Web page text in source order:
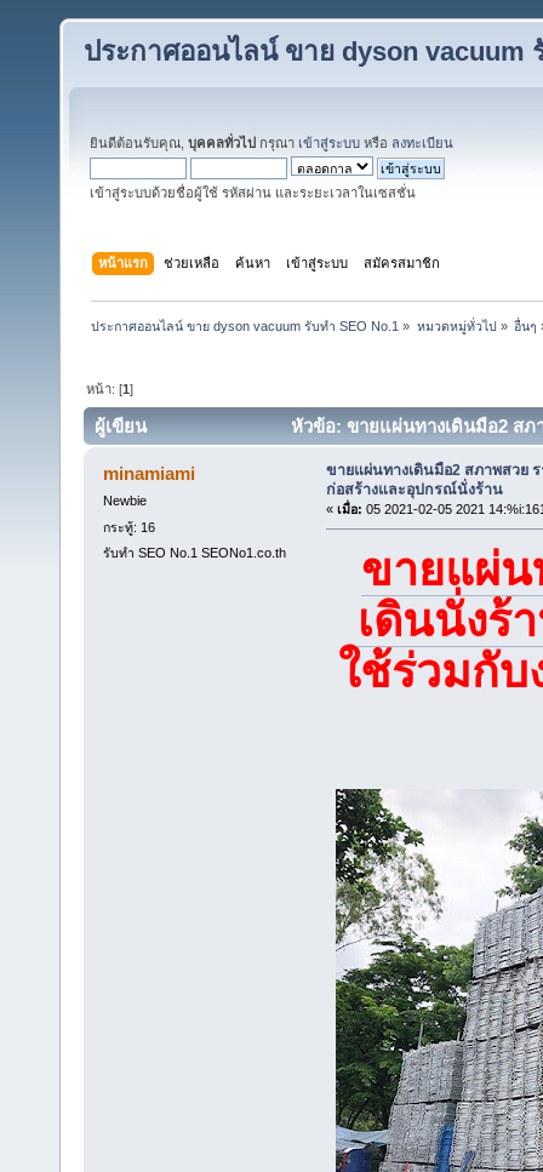
ประกาศออนไลน์ ขาย dyson vacuum
ยินดีต้อนรับคุณ, บุคคลทั่วไป กรุณา เข้าสู่ระบบ หรือ ลงทะเบียน
เข้าสู่ระบบด้วยชื่อผู้ใช้ รหัสผ่าน และระยะเวลาในเซสชั่น
หน้าแรก ช่วยเหลือ ค้นหา เข้าสู่ระบบ สมัครสมาชิก
ประกาศออนไลน์ ขาย dyson vacuum รับทำ SEO No.1 » หมวดหมู่ทั่วไป» อื่นๆ
หน้า: [1]
ผู้เขียน
หัวข้อ: ขายแผ่นทางเดินมือ2 สภ
ครั้ง)
minamiami
Newbie
กระทู้: 16
รับทำ SEO No.1 SEONo1.co.th
ขายแผ่นทางเดินมือ2 สภาพสวย
ก่อสร้างและอุปกรณ์นั่งร้าน
« เมื่อ: 05 2021-02-05 2021
ขายแผ่น
เดินนั่งร้
ใช้ร่วมกั